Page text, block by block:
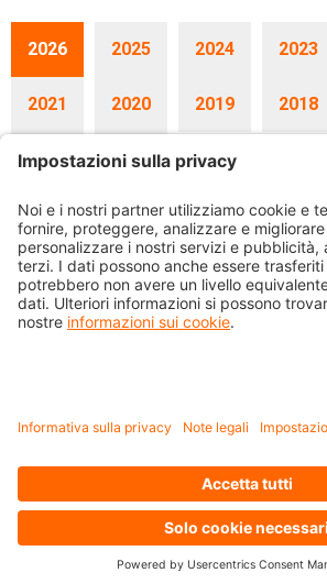
2026 2025 2024 2023
2021 2020 2019 2018
2016 2015
27.05.2026
Rapporto sulla sostenibilità 2025
Con ilrapporto di sostenibilità 2025
30.03.2026
Previdenza-Flash Aprile 2026
Rapporto succinto d'esercizio per l'anno 2025